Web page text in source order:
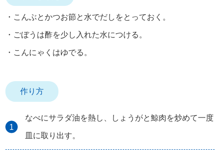
・こんぶとかつお節と水でだしをとっておく。
・ごぼうは酢を少し入れた水につける。
・こんにゃくはゆでる。
作り方
なべにサラダ油を熱し、しょうがと鯨肉を炒めて一度
皿に取り出す。